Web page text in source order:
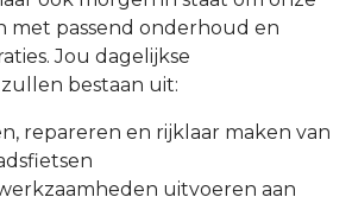
met passend onderhoud en
Jou dagelijkse
bestaan uit:
repareren en rijklaar maken van
uitvoeren aan